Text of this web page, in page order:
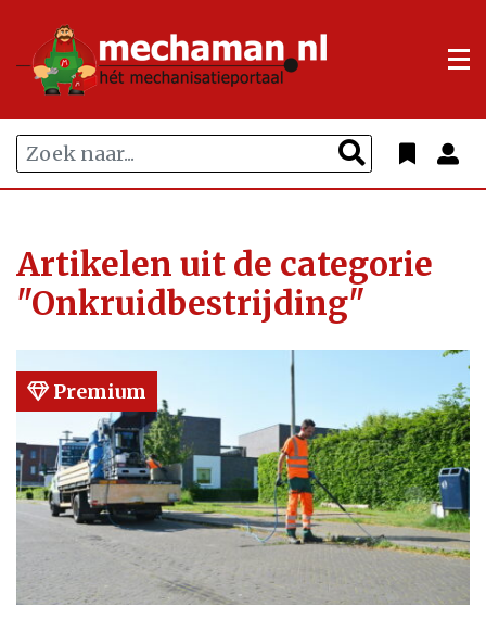
Artikelen uit de categorie
"Onkruidbestrijding"
Premium